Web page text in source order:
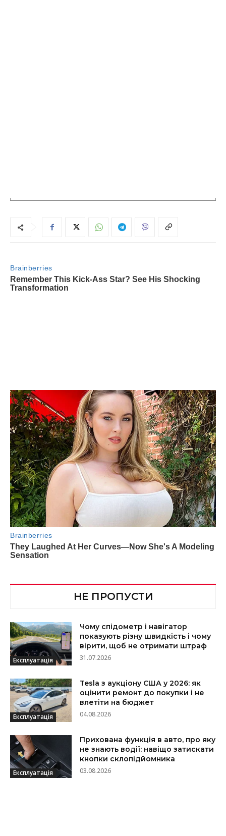
НЕ ПРОПУСТИ
Експлуатація
Чому спідометр і навігатор
показують різну швидкість і чому
вірити, щоб не отримати штраф
31.07.2026
Експлуатація
Tesla з аукціону США у 2026: як
оцінити ремонт до покупки і не
влетіти на бюджет
04.08.2026
Експлуатація
Прихована функція в авто, про яку
не знають водії: навіщо затискати
кнопки склопідйомника
03.08.2026